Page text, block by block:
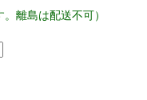
離島は配送不可）